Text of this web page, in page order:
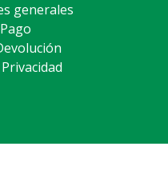
generales